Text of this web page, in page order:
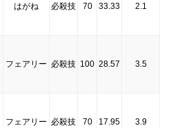
はがね 必殺技 70 33.33 2.1
フェアリー 必殺技 100 28.57 3.5
フェアリー 必殺技 70 17.95 3.9